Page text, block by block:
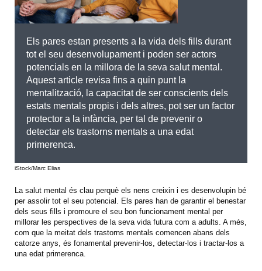
Els pares estan presents a la vida dels fills durant
tot el seu desenvolupament i poden ser actors
potencials en la millora de la seva salut mental.
Aquest article revisa fins a quin punt la
mentalització, la capacitat de ser conscients dels
estats mentals propis i dels altres, pot ser un factor
protector a la infància, per tal de prevenir o
detectar els trastorns mentals a una edat
primerenca.
iStock/Marc Elias
La salut mental és clau perquè els nens creixin i es desenvolupin bé
per assolir tot el seu potencial. Els pares han de garantir el benestar
dels seus fills i promoure el seu bon funcionament mental per
millorar les perspectives de la seva vida futura com a adults. A més,
com que la meitat dels trastorns mentals comencen abans dels
catorze anys, és fonamental prevenir-los, detectar-los i tractar-los a
una edat primerenca.